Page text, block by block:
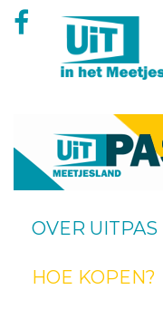
Overslaan
en
OVER
HOE KOPEN?